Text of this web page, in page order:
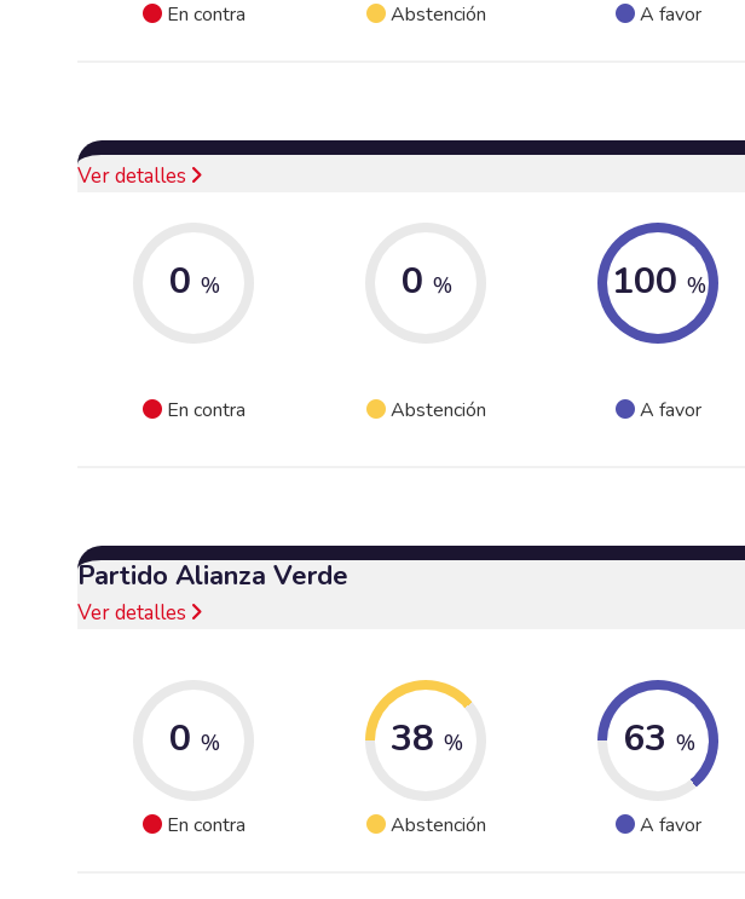
En contra Abstención A favor
Ver detalles
0 %
En contra
0 %
Abstención
100 %
A favor
Partido Alianza Verde
Ver detalles
0 %
En contra
38 %
Abstención
63 %
A favor